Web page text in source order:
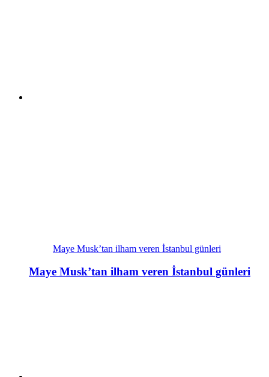
Maye Musk’tan ilham veren İstanbul günleri
Maye Musk’tan ilham veren İstanbul günleri